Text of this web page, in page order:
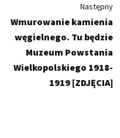
Następny
Wmurowanie kamienia
węgielnego. Tu będzie
Muzeum Powstania
Wielkopolskiego 1918-
1919 [ZDJĘCIA]